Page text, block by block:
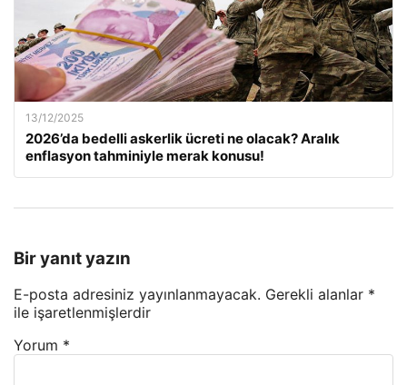
13/12/2025
2026’da bedelli askerlik ücreti ne olacak? Aralık
enflasyon tahminiyle merak konusu!
Bir yanıt yazın
E-posta adresiniz yayınlanmayacak. Gerekli alanlar *
ile işaretlenmişlerdir
Yorum *